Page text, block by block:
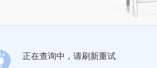
正在查询中，请刷新重试